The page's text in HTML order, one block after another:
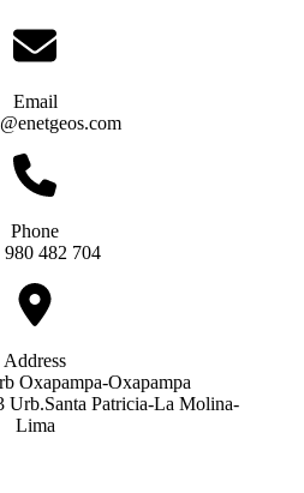
Email
Phone
980 482 704
Address
Oxapampa-Oxapampa
Urb.Santa Patricia-La Molina-
Lima